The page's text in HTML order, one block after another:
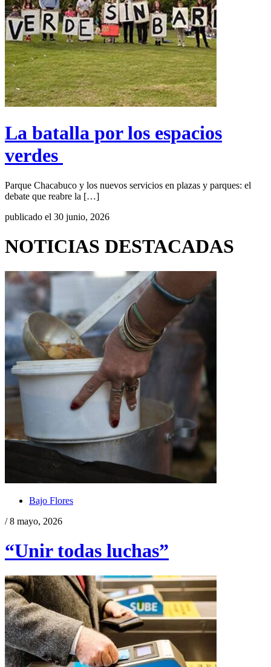
La batalla por los espacios
verdes
Parque Chacabuco y los nuevos servicios en plazas y parques: el
debate que reabre la […]
publicado el 30 junio, 2026
NOTICIAS DESTACADAS
Bajo Flores
/ 8 mayo, 2026
“Unir todas luchas”